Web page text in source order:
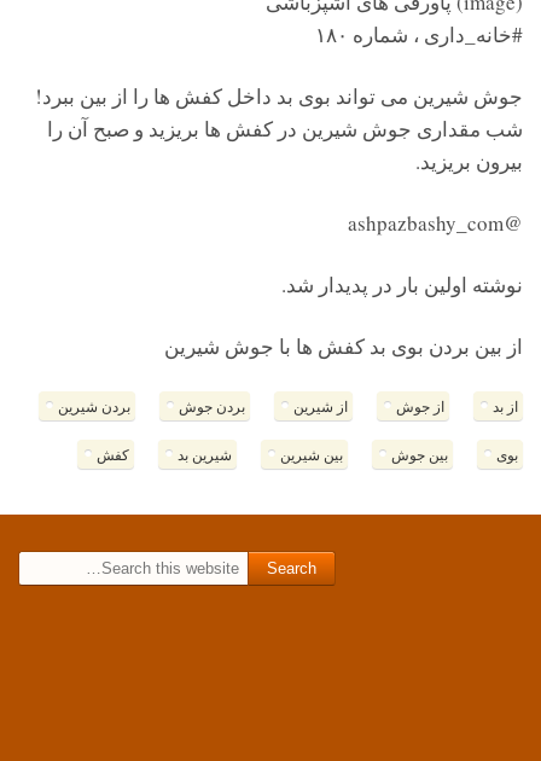
#خانه_داری ، شماره ۱۸۰
جوش شیرین می تواند بوی بد داخل کفش ها را از بین ببرد!
شب مقداری جوش شیرین در کفش ها بریزید و صبح آن را
بیرون بریزید.
@ashpazbashy_com
نوشته اولین بار در پدیدار شد.
از بین بردن بوی بد کفش ها با جوش شیرین
از بد از جوش از شیرین بردن جوش بردن شیرین
بوی بین جوش بین شیرین شیرین بد کفش